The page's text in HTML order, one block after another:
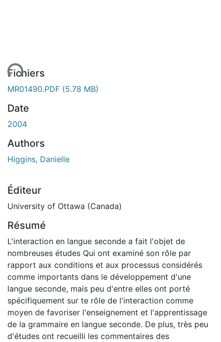
Fichiers
MR01490.PDF (5.78 MB)
Date
2004
Authors
Higgins, Danielle
Éditeur
University of Ottawa (Canada)
Résumé
L'interaction en langue seconde a fait l'objet de
nombreuses études Qui ont examiné son rôle par
rapport aux conditions et aux processus considérés
comme importants dans le développement d'une
langue seconde, mais peu d'entre elles ont porté
spécifiquement sur te rôle de l'interaction comme
moyen de favoriser l'enseignement et l'apprentissage
de la grammaire en langue seconde. De plus, très peu
d'études ont recueilli les commentaires des